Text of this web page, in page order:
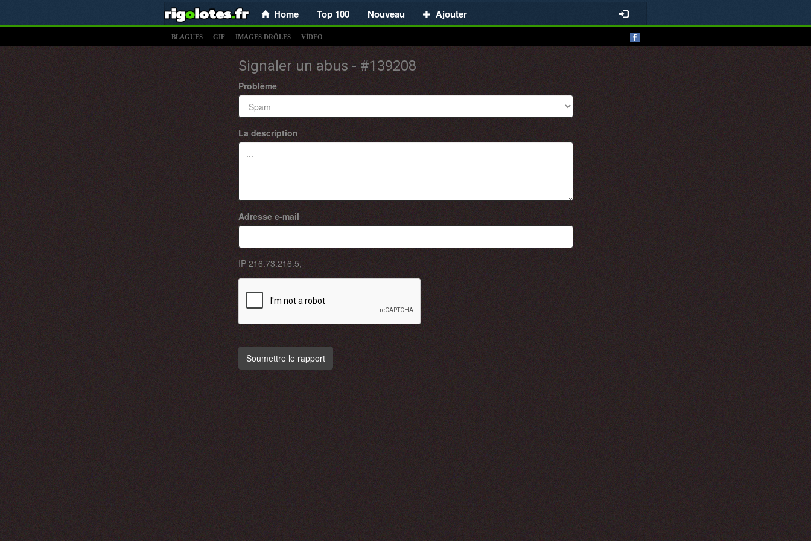
Home Top 100 Nouveau Ajouter
BLAGUES GIF IMAGES DRÔLES VÍDEO
Signaler un abus - #139208
Problème
La description
Adresse e-mail
IP 216.73.216.5,
Soumettre le rapport